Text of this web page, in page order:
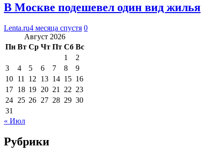
В Москве подешевел один вид жилья
Lenta.ru4 месяца спустя 0
Август 2026
Пн Вт Ср Чт Пт Сб Вс
1
2
3
4 5 6 7 8
9
10 11 12 13 14 15 16
17 18 19 20 21 22 23
24 25 26 27 28 29 30
31
« Июл
Рубрики